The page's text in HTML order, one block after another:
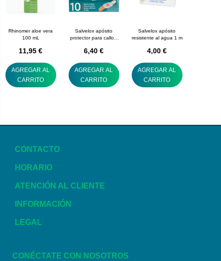
Rhinomer aloe vera
100 mL
11,95 €
AGREGAR AL
CARRITO
Salvelox apósito
protector para callos,
6,40 €
AGREGAR AL
CARRITO
Salvelox apósito
resistente al agua 1 m
4,00 €
AGREGAR AL
CARRITO
CONTACTO
HORARIO
ATENCIÓN AL CLIENTE
INFORMACIÓN
LEGAL
CONÉCTATE CON NOSOTROS